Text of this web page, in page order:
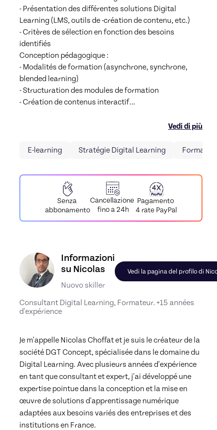
- Présentation des différentes solutions Digital
Learning (LMS, outils de -création de contenu, etc.)
- Critères de sélection en fonction des besoins
identifiés
Conception pédagogique :
- Modalités de formation (asynchrone, synchrone,
blended learning)
- Structuration des modules de formation
- Création de contenus interactif...
Vedi di più
E-learning Stratégie Digital Learning
Senza
abbonamento
Cancellazione
fino a 24h
Pagamento
4 rate PayPal
Scopri il profilo di Nicolas, Skiller in Autres -
Informazioni
su Nicolas
Nuovo skiller
Vedi la pagina del profilo di
Consultant Digital Learning, Formateur. +15 années
d'expérience
Je m'appelle Nicolas Choffat et je suis le créateur de la
société DGT Concept, spécialisée dans le domaine du
Digital Learning. Avec plusieurs années d'expérience
en tant que consultant et expert, j'ai développé une
expertise pointue dans la conception et la mise en
œuvre de solutions d'apprentissage numérique
adaptées aux besoins variés des entreprises et des
institutions en France.